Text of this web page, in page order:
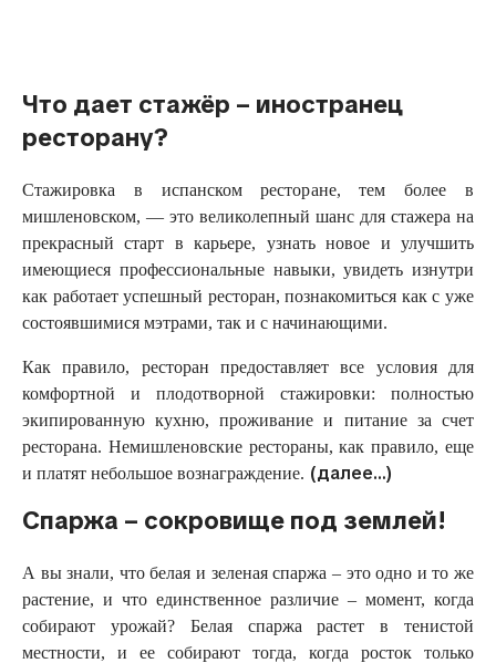
Что дает стажёр – иностранец
ресторану?
Стажировка в испанском ресторане, тем более в
мишленовском, — это великолепный шанс для стажера на
прекрасный старт в карьере, узнать новое и улучшить
имеющиеся профессиональные навыки, увидеть изнутри
как работает успешный ресторан, познакомиться как с уже
состоявшимися мэтрами, так и с начинающими.
Как правило, ресторан предоставляет все условия для
комфортной и плодотворной стажировки: полностью
экипированную кухню, проживание и питание за счет
ресторана. Немишленовские рестораны, как правило, еще
и платят небольшое вознаграждение. (далее…)
Спаржа – сокровище под землей!
А вы знали, что белая и зеленая спаржа – это одно и то же
растение, и что единственное различие – момент, когда
собирают урожай? Белая спаржа растет в тенистой
местности, и ее собирают тогда, когда росток только